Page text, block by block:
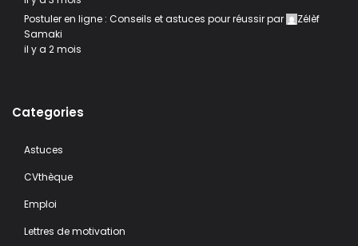
Postuler en ligne : Conseils et astuces pour réussirpar
Zélèf
Samaki
il y a 2 mois
Categories
Astuces
CVthèque
Emploi
Lettres de motivation